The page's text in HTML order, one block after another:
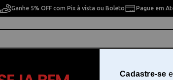
Ganhe 5% OFF com Pix à vista ou Boleto Pague em
Pintura
Cadastre-se